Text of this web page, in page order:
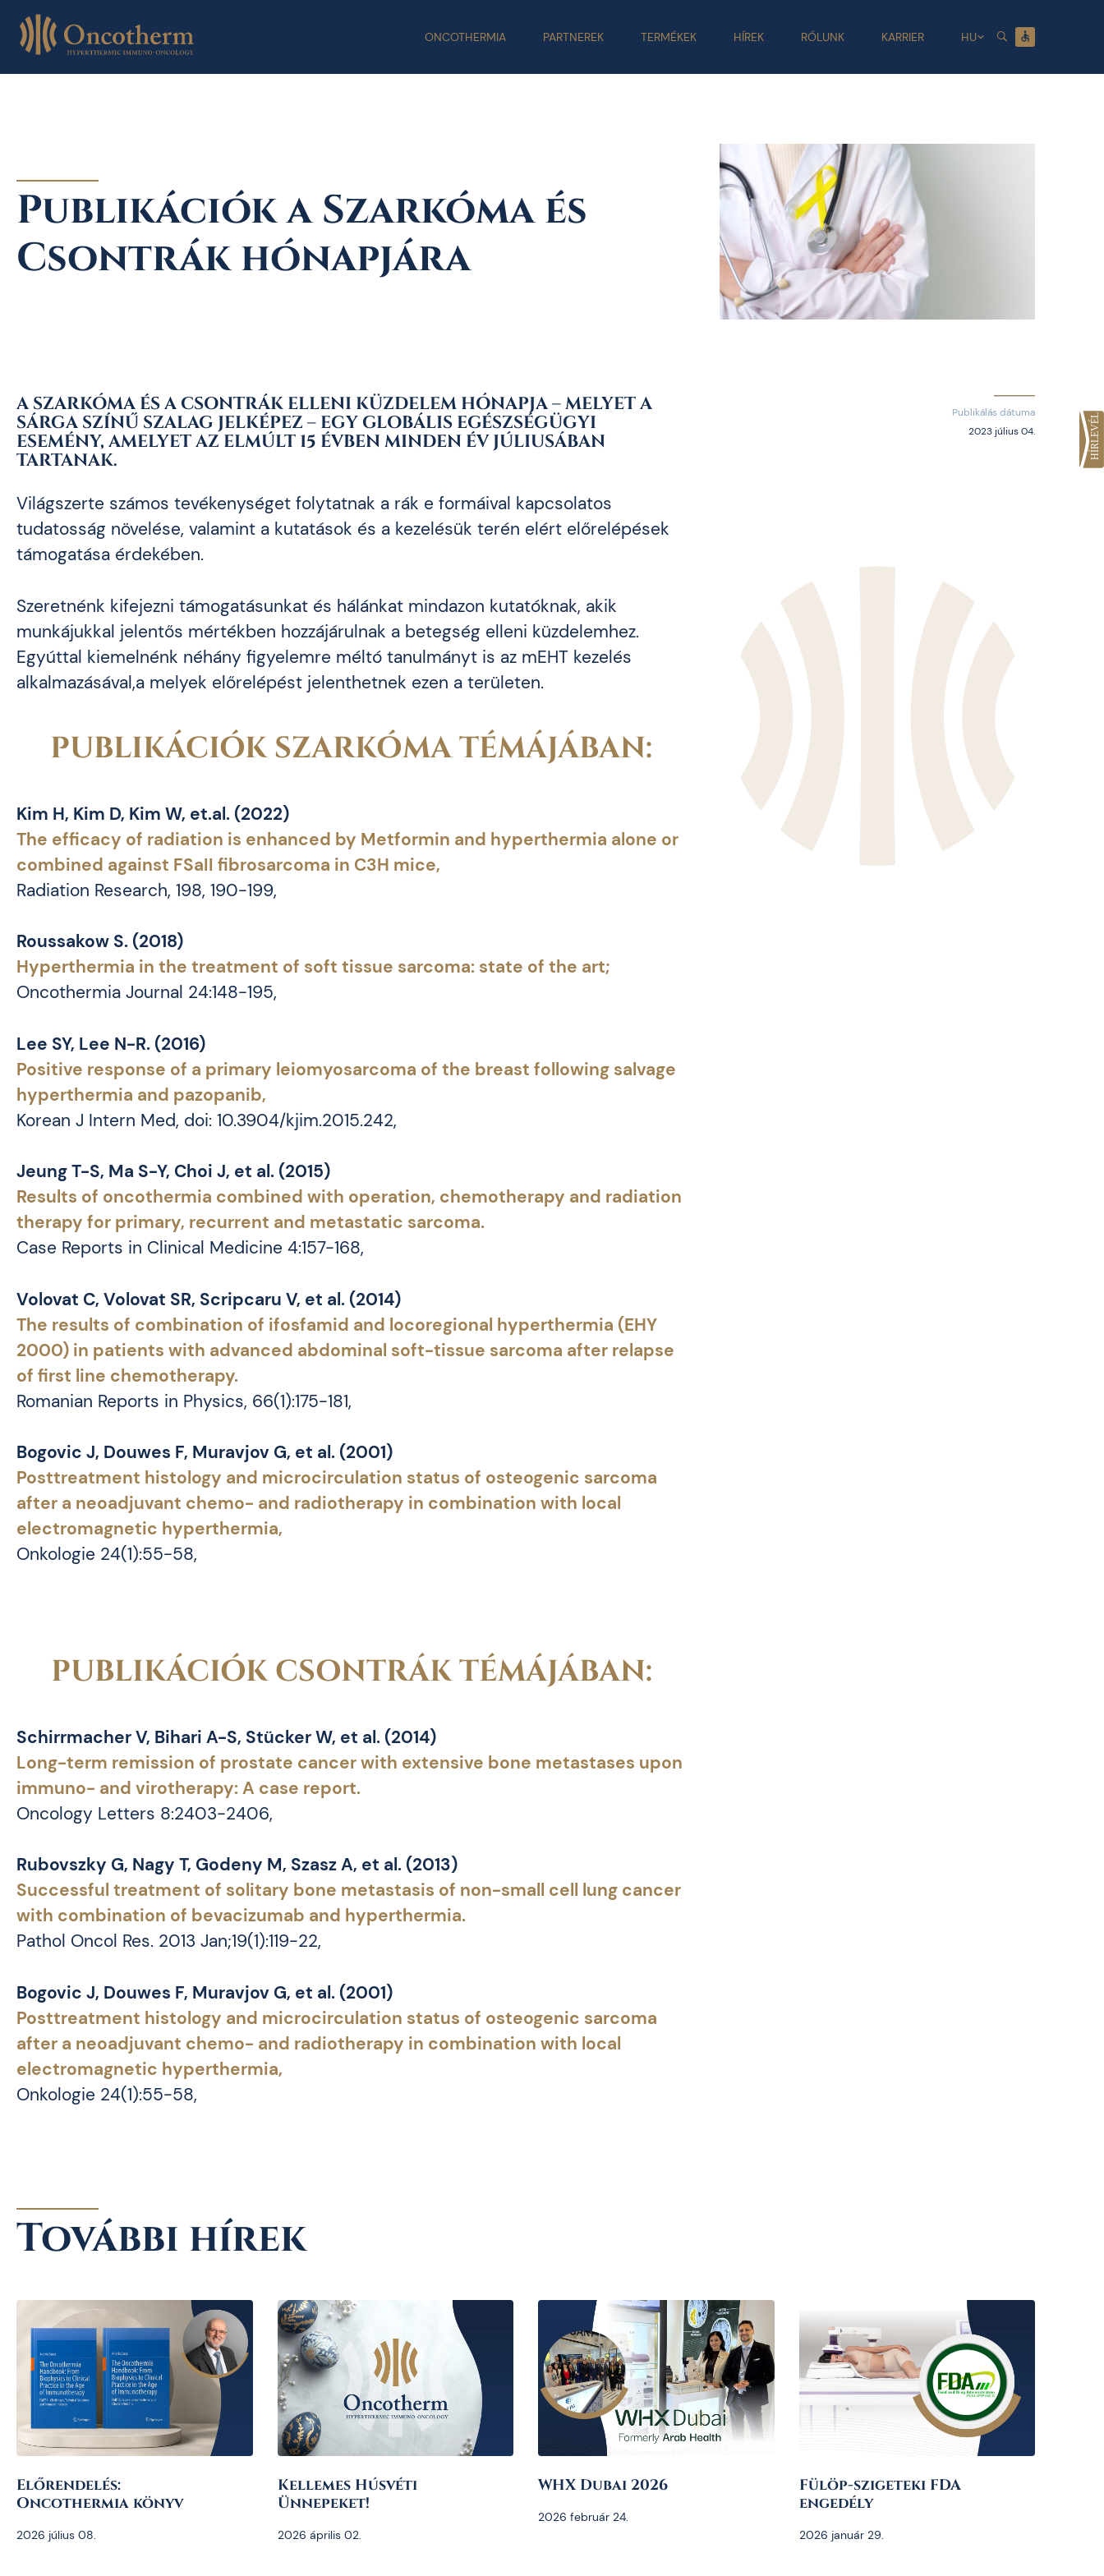
ONCOTHERMIA PARTNEREK TERMÉKEK HÍREK RÓLUNK KARRIER HU
Publikációk a Szarkóma és
Csontrák hónapjára
A SZARKÓMA ÉS A CSONTRÁK ELLENI KÜZDELEM HÓNAPJA – MELYET A
SÁRGA SZÍNŰ SZALAG JELKÉPEZ – EGY GLOBÁLIS EGÉSZSÉGÜGYI
ESEMÉNY, AMELYET AZ ELMÚLT 15 ÉVBEN MINDEN ÉV JÚLIUSÁBAN
TARTANAK.
Világszerte számos tevékenységet folytatnak a rák e formáival kapcsolatos
tudatosság növelése, valamint a kutatások és a kezelésük terén elért előrelépések
támogatása érdekében.
Szeretnénk kifejezni támogatásunkat és hálánkat mindazon kutatóknak, akik
munkájukkal jelentős mértékben hozzájárulnak a betegség elleni küzdelemhez.
Egyúttal kiemelnénk néhány figyelemre méltó tanulmányt is az mEHT kezelés
alkalmazásával,a melyek előrelépést jelenthetnek ezen a területen.
PUBLIKÁCIÓK SZARKÓMA TÉMÁJÁBAN:
Kim H, Kim D, Kim W, et.al. (2022)
The efficacy of radiation is enhanced by Metformin and hyperthermia alone or
combined against FSaII fibrosarcoma in C3H mice,
Radiation Research, 198, 190-199,
Roussakow S. (2018)
Hyperthermia in the treatment of soft tissue sarcoma: state of the art;
Oncothermia Journal 24:148-195,
Lee SY, Lee N-R. (2016)
Positive response of a primary leiomyosarcoma of the breast following salvage
hyperthermia and pazopanib,
Korean J Intern Med, doi: 10.3904/kjim.2015.242,
Jeung T-S, Ma S-Y, Choi J, et al. (2015)
Results of oncothermia combined with operation, chemotherapy and radiation
therapy for primary, recurrent and metastatic sarcoma.
Case Reports in Clinical Medicine 4:157-168,
Volovat C, Volovat SR, Scripcaru V, et al. (2014)
The results of combination of ifosfamid and locoregional hyperthermia (EHY
2000) in patients with advanced abdominal soft-tissue sarcoma after relapse
of first line chemotherapy.
Romanian Reports in Physics, 66(1):175-181,
Bogovic J, Douwes F, Muravjov G, et al. (2001)
Posttreatment histology and microcirculation status of osteogenic sarcoma
after a neoadjuvant chemo- and radiotherapy in combination with local
electromagnetic hyperthermia,
Onkologie 24(1):55-58,
PUBLIKÁCIÓK CSONTRÁK TÉMÁJÁBAN:
Schirrmacher V, Bihari A-S, Stücker W, et al. (2014)
Long-term remission of prostate cancer with extensive bone metastases upon
immuno- and virotherapy: A case report.
Oncology Letters 8:2403-2406,
Rubovszky G, Nagy T, Godeny M, Szasz A, et al. (2013)
Successful treatment of solitary bone metastasis of non-small cell lung cancer
with combination of bevacizumab and hyperthermia.
Pathol Oncol Res. 2013 Jan;19(1):119-22,
Bogovic J, Douwes F, Muravjov G, et al. (2001)
Posttreatment histology and microcirculation status of osteogenic sarcoma
after a neoadjuvant chemo- and radiotherapy in combination with local
electromagnetic hyperthermia,
Onkologie 24(1):55-58,
Publikálás dátuma
2023 július 04.
További hírek
Előrendelés:
Oncothermia könyv
2026 július 08.
Kellemes Húsvéti
Ünnepeket!
2026 április 02.
WHX Dubai 2026
2026 február 24.
Fülöp-szigeteki FDA
engedély
2026 január 29.